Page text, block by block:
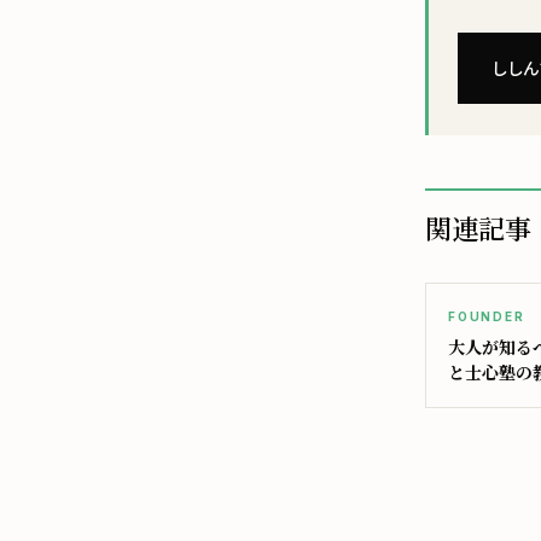
しし
関連記事
FOUNDER
大人が知る
と士心塾の